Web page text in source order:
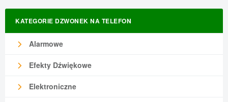
KATEGORIE DZWONEK NA TELEFON
Alarmowe
Efekty Dźwiękowe
Elektroniczne